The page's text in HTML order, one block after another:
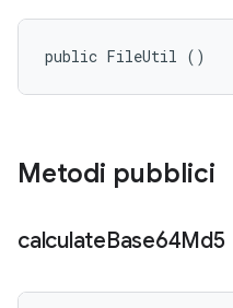
public FileUtil ()
Metodi pubblici
calculateBase64Md5